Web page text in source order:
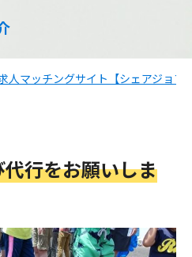
人マッチングサイト【シェアジョブ
行をお願いしま